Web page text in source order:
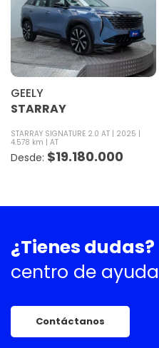
GEELY
STARRAY
STARRAY SIGNATURE 2.0 AT
2025
4.578 km
AT
$19.180.000
¿Tienes dudas?
centro de ayuda
Contáctanos